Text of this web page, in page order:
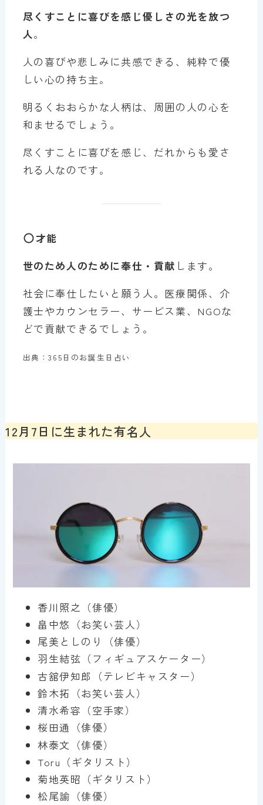
尽くすことに喜びを感じ優しさの光を放つ
人。
人の喜びや悲しみに共感できる、純粋で優
しい心の持ち主。
明るくおおらかな人柄は、周囲の人の心を
和ませるでしょう。
尽くすことに喜びを感じ、だれからも愛さ
れる人なのです。
才能
世のため人のために奉仕・貢献 します。
社会に奉仕したいと願う人。医療関係、介
護士やカウンセラー、サービス業、NGOな
どで貢献できるでしょう。
出典：365日のお誕生日占い
12月7日に生まれた有名人
香川照之（俳優）
畠中悠（お笑い芸人）
尾美としのり（俳優）
羽生結弦（フィギュアスケーター）
古舘伊知郎（テレビキャスター）
鈴木拓（お笑い芸人）
清水希容（空手家）
桜田通（俳優）
林泰文（俳優）
Toru（ギタリスト）
菊地英昭（ギタリスト）
松尾諭（俳優）